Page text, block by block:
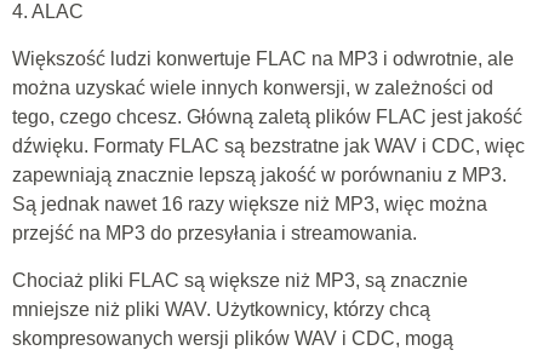
4. ALAC
Większość ludzi konwertuje FLAC na MP3 i odwrotnie, ale
można uzyskać wiele innych konwersji, w zależności od
tego, czego chcesz. Główną zaletą plików FLAC jest jakość
dźwięku. Formaty FLAC są bezstratne jak WAV i CDC, więc
zapewniają znacznie lepszą jakość w porównaniu z MP3.
Są jednak nawet 16 razy większe niż MP3, więc można
przejść na MP3 do przesyłania i streamowania.
Chociaż pliki FLAC są większe niż MP3, są znacznie
mniejsze niż pliki WAV. Użytkownicy, którzy chcą
skompresowanych wersji plików WAV i CDC, mogą